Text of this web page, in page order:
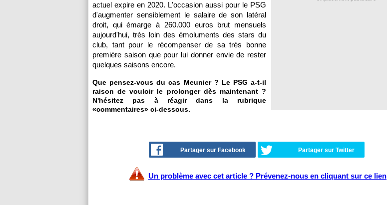
actuel expire en 2020. L'occasion aussi pour le PSG
d'augmenter sensiblement le salaire de son latéral
droit, qui émarge à 260.000 euros brut mensuels
aujourd'hui, très loin des émoluments des stars du
club, tant pour le récompenser de sa très bonne
première saison que pour lui donner envie de rester
quelques saisons encore.
Que pensez-vous du cas Meunier ? Le PSG a-t-il
raison de vouloir le prolonger dès maintenant ?
N'hésitez pas à réagir dans la rubrique
«commentaires» ci-dessous.
Partager sur Facebook Partager sur Twitter
Un problème avec cet article ? Prévenez-nous en cliquant sur ce lien